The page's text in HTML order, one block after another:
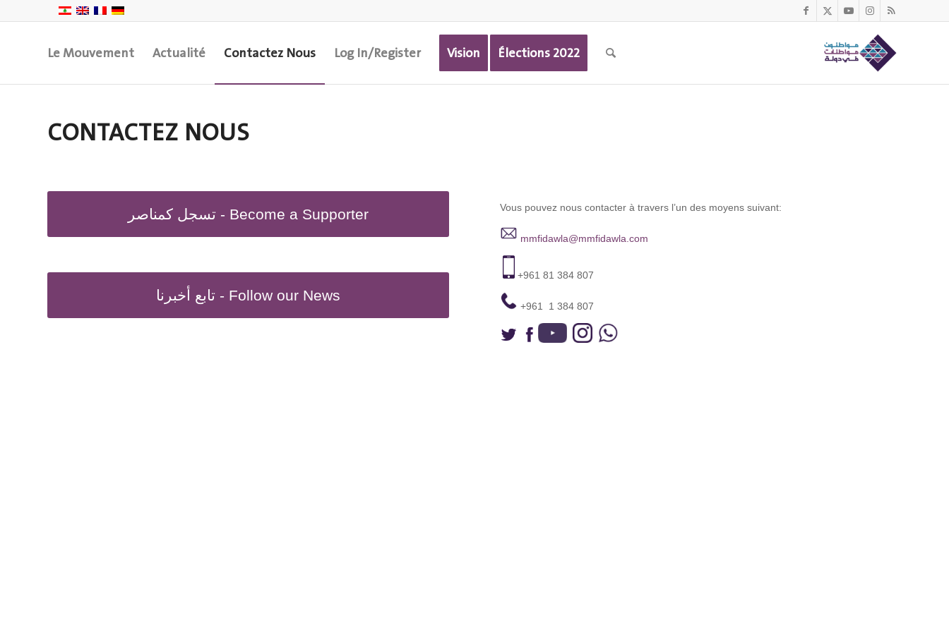
Le Mouvement Actualité Contactez Nous Log In/Register Vision Élections 2022
CONTACTEZ NOUS
تسجل كمناصر - Become a Supporter
تابع أخبرنا - Follow our News
Vous pouvez nous contacter à travers l’un des moyens suivant:
mmfidawla@mmfidawla.com
‬ +961 81 384 807
‬+961 1 384 807